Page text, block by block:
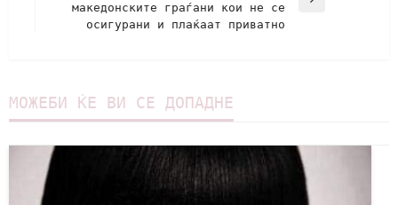
македонските граѓани кои не се
осигурани и плаќаат приватно
МОЖЕБИ ЌЕ ВИ СЕ ДОПАДНЕ